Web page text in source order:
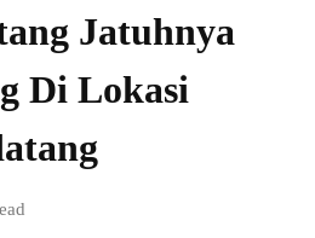
Jatuhnya
Di Lokasi